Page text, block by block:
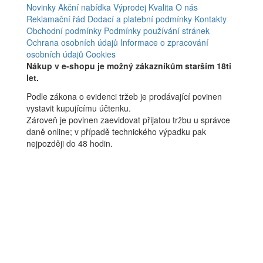
Novinky Akční nabídka Výprodej Kvalita O nás
Reklamační řád Dodací a platební podmínky Kontakty
Obchodní podmínky Podmínky používání stránek
Ochrana osobních údajů Informace o zpracování
osobních údajů Cookies
Nákup v e-shopu je možný zákazníkům starším 18ti
let.
Podle zákona o evidenci tržeb je prodávající povinen
vystavit kupujícímu účtenku.
Zároveň je povinen zaevidovat přijatou tržbu u správce
daně online; v případě technického výpadku pak
nejpozději do 48 hodin.